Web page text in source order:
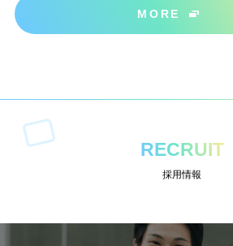
MORE
RECRUIT
採用情報